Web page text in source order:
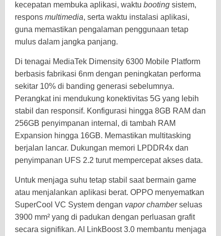
kecepatan membuka aplikasi, waktu booting sistem,
respons multimedia, serta waktu instalasi aplikasi,
guna memastikan pengalaman penggunaan tetap
mulus dalam jangka panjang.
Di tenagai MediaTek Dimensity 6300 Mobile Platform
berbasis fabrikasi 6nm dengan peningkatan performa
sekitar 10% di banding generasi sebelumnya.
Perangkat ini mendukung konektivitas 5G yang lebih
stabil dan responsif. Konfigurasi hingga 8GB RAM dan
256GB penyimpanan internal, di tambah RAM
Expansion hingga 16GB. Memastikan multitasking
berjalan lancar. Dukungan memori LPDDR4x dan
penyimpanan UFS 2.2 turut mempercepat akses data.
Untuk menjaga suhu tetap stabil saat bermain game
atau menjalankan aplikasi berat. OPPO menyematkan
SuperCool VC System dengan vapor chamberseluas
3900 mm² yang di padukan dengan perluasan grafit
secara signifikan. AI LinkBoost 3.0 membantu menjaga